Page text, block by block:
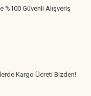
%100 Güvenli Alışveriş
Kargo Ücreti Bizden!